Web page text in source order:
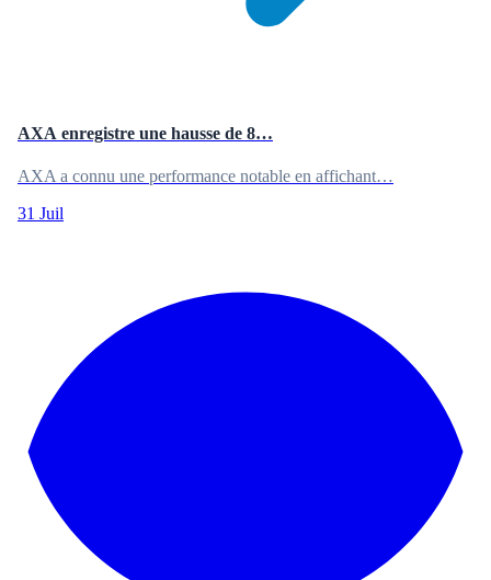
AXA enregistre une hausse de 8…
AXA a connu une performance notable en affichant…
31 Juil